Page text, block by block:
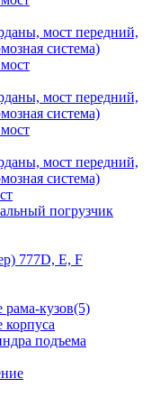
мост передний,
система)
мост передний,
система)
мост передний,
система)
погрузчик
777D, E, F
рама-кузов(5)
корпуса
подъема